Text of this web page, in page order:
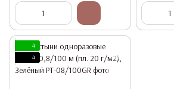
4
4